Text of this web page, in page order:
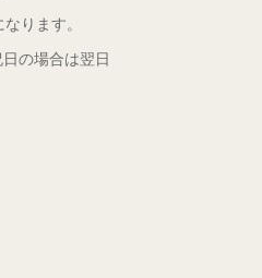
ります。
の場合は翌日